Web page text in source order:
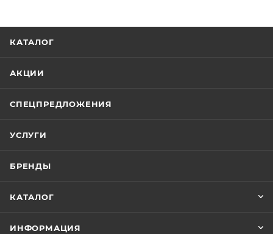
КАТАЛОГ
АКЦИИ
СПЕЦПРЕДЛОЖЕНИЯ
УСЛУГИ
БРЕНДЫ
КАТАЛОГ
ИНФОРМАЦИЯ